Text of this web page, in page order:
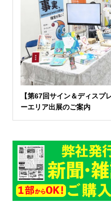
【第67回サイン＆ディスプ
ーエリア出展のご案内